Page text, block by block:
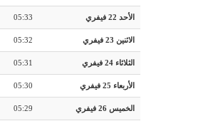
الأحد 22 فيفري 05:33
الاثنين 23 فيفري 05:32
الثلاثاء 24 فيفري 05:31
الأربعاء 25 فيفري 05:30
الخميس 26 فيفري 05:29